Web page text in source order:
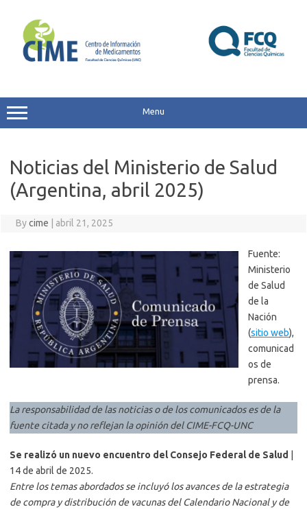
content
Menu
Noticias del Ministerio de Salud
(Argentina, abril 2025)
Bycime abril 21, 2025
Fuente:
Ministerio
de Salud
de la
Nación
(sitio web),
comunicad
os de
prensa.
La responsabilidad de las noticias o de los comunicados es de la
fuente citada y no reflejan la opinión del CIME-FCQ-UNC
Se realizó un nuevo encuentro del Consejo Federal de Salud
14 de abril de 2025.
Entre los temas abordados se incluyó los avances de la estrategia
de compra y distribución de vacunas del Calendario Nacional y de